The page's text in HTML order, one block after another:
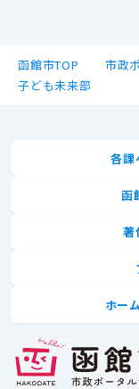
函館市TOP 市政
子ども未来部
各課
函
著
ホー